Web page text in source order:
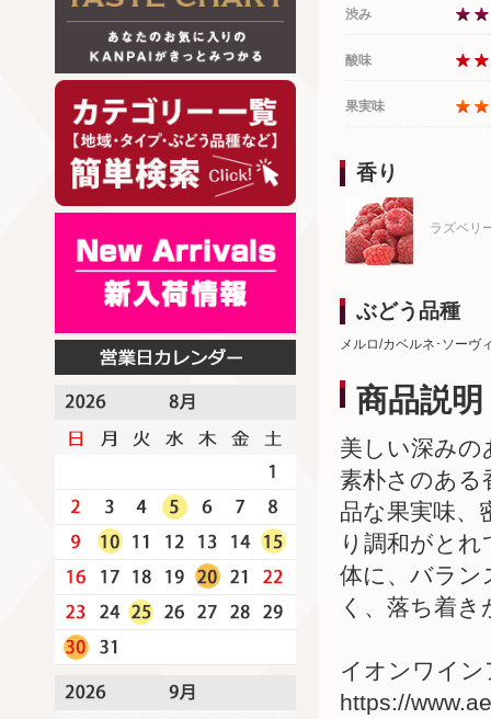
渋み
酸味
果実味
香り
ラズベリ
ぶどう品種
メルロ/カベルネ･ソーヴ
商品説明
美しい深み
素朴さのある
品な果実味、
り調和がと
体に、バラン
く、落ち着
イオンワイ
https://